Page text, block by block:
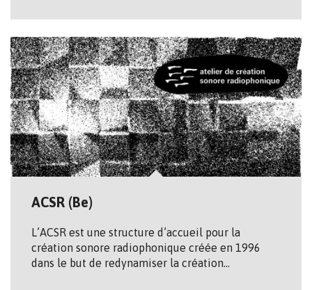
ACSR (Be)
L’ACSR est une structure d’accueil pour la
création sonore radiophonique créée en 1996
dans le but de redynamiser la création…